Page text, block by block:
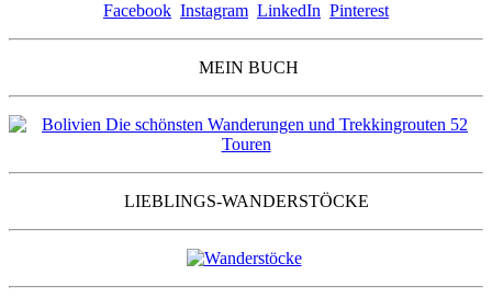
Facebook Instagram LinkedIn Pinterest
MEIN BUCH
LIEBLINGS-WANDERSTÖCKE